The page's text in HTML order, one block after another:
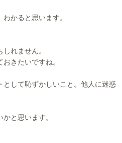
かると思います。
れません。
きたいですね。
して恥ずかしいこと。他人に迷惑
と思います。